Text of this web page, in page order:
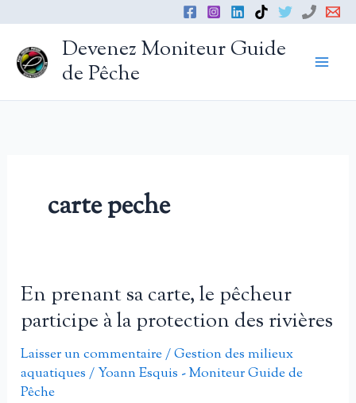
contenu
Devenez Moniteur Guide
de Pêche
carte peche
En prenant sa carte, le pêcheur
participe à la protection des rivières
Laisser un commentaire/Gestion des milieux
aquatiques /Yoann Esquis - Moniteur Guide de
Pêche